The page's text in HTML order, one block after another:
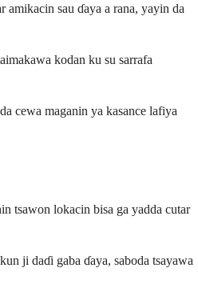
sau ɗaya a rana, yayin da
kodan ku su sarrafa
cewa maganin ya kasance lafiya
tsawon lokacin bisa ga yadda cutar
ji daɗi gaba ɗaya, saboda tsayawa